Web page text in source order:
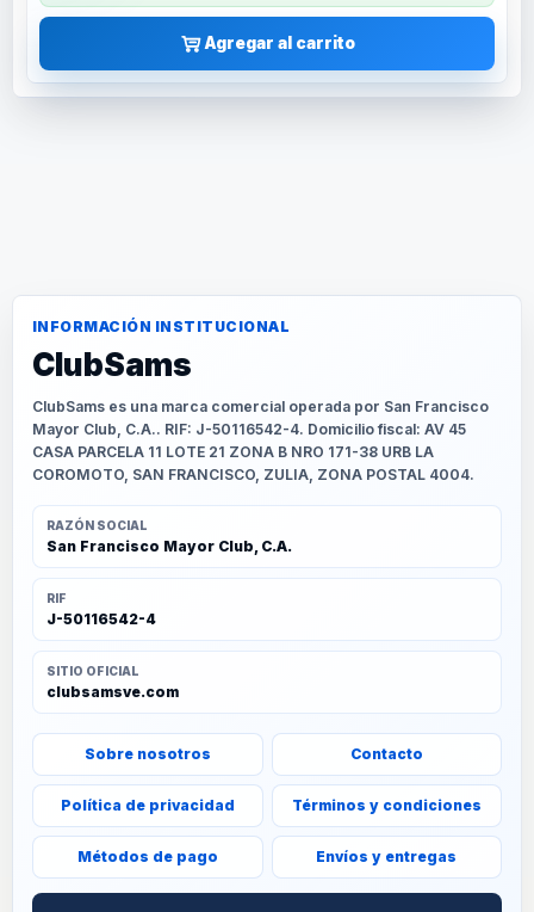
Agregar al carrito
INFORMACIÓN INSTITUCIONAL
ClubSams
ClubSams es una marca comercial operada por San Francisco
Mayor Club, C.A.. RIF: J-50116542-4. Domicilio fiscal: AV 45
CASA PARCELA 11 LOTE 21 ZONA B NRO 171-38 URB LA
COROMOTO, SAN FRANCISCO, ZULIA, ZONA POSTAL 4004.
RAZÓN SOCIAL
San Francisco Mayor Club, C.A.
RIF
J-50116542-4
SITIO OFICIAL
clubsamsve.com
Sobre nosotros Contacto
Política de privacidad Términos y condiciones
Métodos de pago Envíos y entregas